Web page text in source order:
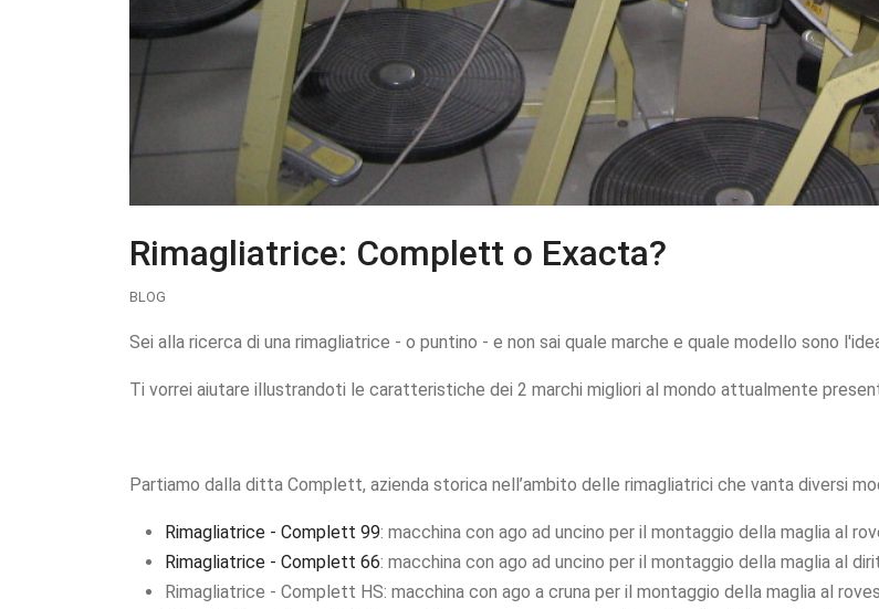
Rimagliatrice: Complett o Exacta?
BLOG
Sei alla ricerca di una rimagliatrice - o puntino - e non sai quale marche e quale modello sono
Ti vorrei aiutare illustrandoti le caratteristiche dei 2 marchi migliori al mondo attualmente
Partiamo dalla ditta Complett, azienda storica nell’ambito delle rimagliatrici che vanta diversi
Rimagliatrice - Complett 99: macchina con ago ad uncino per il montaggio della maglia al
Rimagliatrice - Complett 66: macchina con ago ad uncino per il montaggio della maglia al
Rimagliatrice - Complett HS: macchina con ago a cruna per il montaggio della maglia al